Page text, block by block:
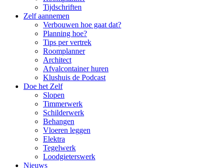
Tijdschriften
Zelf aannemen
Verbouwen hoe gaat dat?
Planning hoe?
Tips per vertrek
Roomplanner
Architect
Afvalcontainer huren
Klushuis de Podcast
Doe het Zelf
Slopen
Timmerwerk
Schilderwerk
Behangen
Vloeren leggen
Elektra
Tegelwerk
Loodgieterswerk
Nieuws